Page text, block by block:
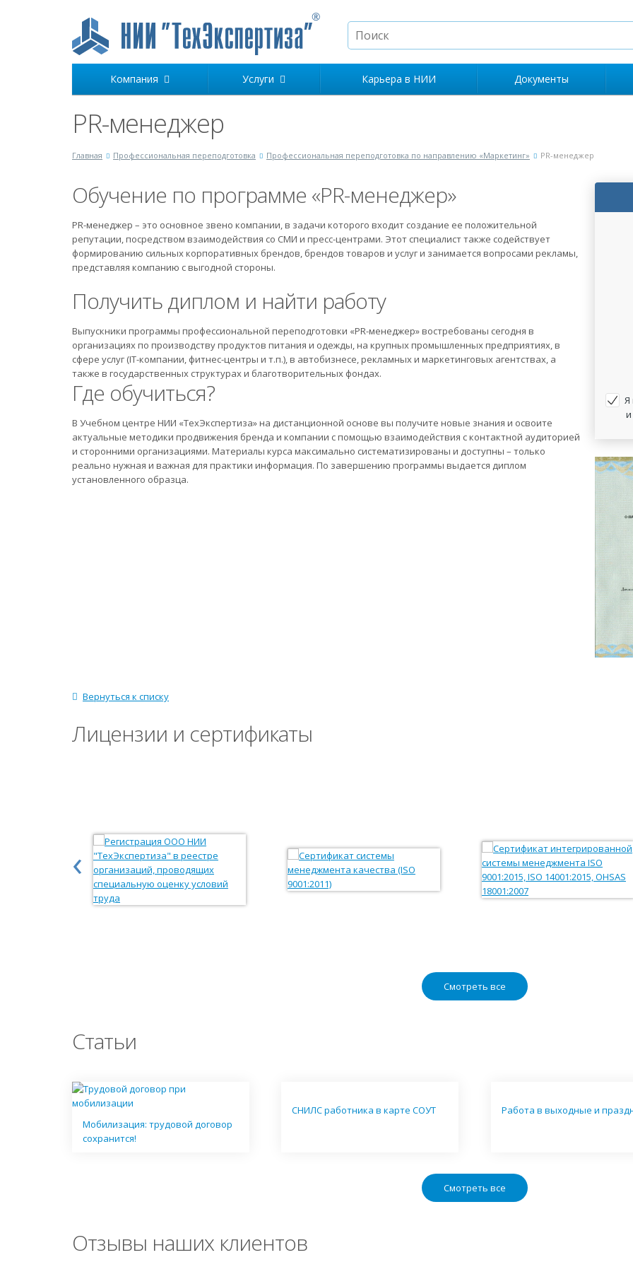
Компания Услуги Карьера в НИИ Документы
PR-менеджер
Главная Профессиональная переподготовка Профессиональная переподготовка по направлению «Маркетинг» PR-менеджер
Я
Обучение по программе «PR-менеджер»
PR-менеджер – это основное звено компании, в задачи которого входит создание ее положительной
репутации, посредством взаимодействия со СМИ и пресс-центрами. Этот специалист также содействует
формированию сильных корпоративных брендов, брендов товаров и услуг и занимается вопросами рекламы,
представляя компанию с выгодной стороны.
Получить диплом и найти работу
Выпускники программы профессиональной переподготовки «PR-менеджер» востребованы сегодня в
организациях по производству продуктов питания и одежды, на крупных промышленных предприятиях, в
сфере услуг (IT-компании, фитнес-центры и т.п.), в автобизнесе, рекламных и маркетинговых агентствах, а
также в государственных структурах и благотворительных фондах.
Где обучиться?
В Учебном центре НИИ «ТехЭкспертиза» на дистанционной основе вы получите новые знания и освоите
актуальные методики продвижения бренда и компании с помощью взаимодействия с контактной аудиторией
и сторонними организациями. Материалы курса максимально систематизированы и доступны – только
реально нужная и важная для практики информация. По завершению программы выдается диплом
установленного образца.
Вернуться к списку
Лицензии и сертификаты
‹
Смотреть все
Статьи
Мобилизация: трудовой договор
сохранится!
СНИЛС работника в карте СОУТ Работа в выходные и
Смотреть все
Отзывы наших клиентов